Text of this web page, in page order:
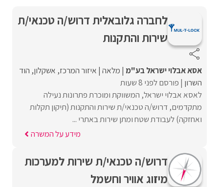
לחברה גלובאלית דרוש/ה טכנאי/ת
שירות והתקנות
אסא אבלוי ישראל בע"מ מלאה איזור המרכז אשקלון הוד
השרון פורסם לפני 8 שעות
לאסא אבלוי ישראל, המשווקת ומוכרת פתרונות נעילה
מתקדמים, דרוש/ה טכנאי/ת שירות והתקנות (תיקון תקלות
ואחזקה) לעבודת שטח ומתן שירות באתרי ...
מידע על המשרה
דרוש/ה טכנאי/ת שירות למערכות
מיזוג אוויר וחשמל